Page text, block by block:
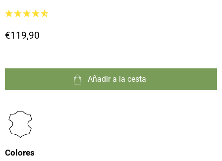
€119,90
Añadir a la cesta
Colores